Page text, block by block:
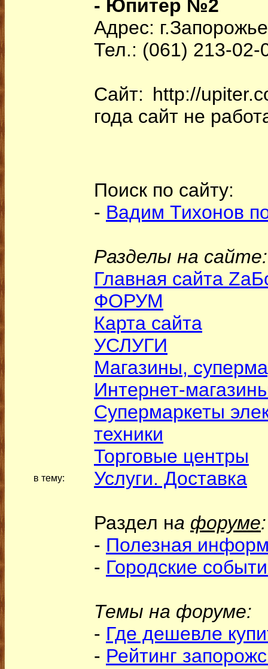
- Юпитер №2
Адрес:
Тел.: (061) 213-02-
Сайт: http://
года сайт не
в тему:
Поиск по сайту:
- Вадим Тихонов
Разделы на сайте:
Главная сайта
ФОРУМ
Карта сайта
УСЛУГИ
Магазины,
Интернет-
Супермаркеты
техники
Торговые центры
Услуги. Доставка
Раздел на форуме:
- Полезная
- Городские
Темы на форуме:
- Где дешевле
- Рейтинг